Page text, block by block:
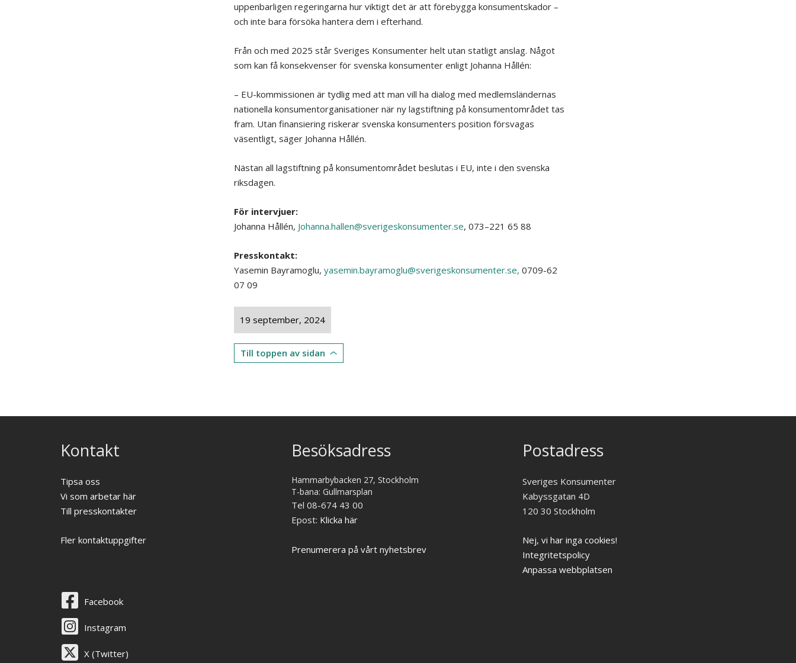
uppenbarligen regeringarna hur viktigt det är att förebygga konsumentskador –
och inte bara försöka hantera dem i efterhand.
Från och med 2025 står Sveriges Konsumenter helt utan statligt anslag. Något
som kan få konsekvenser för svenska konsumenter enligt Johanna Hållén:
– EU-kommissionen är tydlig med att man vill ha dialog med medlemsländernas
nationella konsumentorganisationer när ny lagstiftning på konsumentområdet tas
fram. Utan finansiering riskerar svenska konsumenters position försvagas
väsentligt, säger Johanna Hållén.
Nästan all lagstiftning på konsumentområdet beslutas i EU, inte i den svenska
riksdagen.
För intervjuer:
Johanna Hållén, Johanna.hallen@sverigeskonsumenter.se, 073–221 65 88
Presskontakt:
Yasemin Bayramoglu, yasemin.bayramoglu@sverigeskonsumenter.se, 0709-62
07 09
19 september, 2024
Till toppen av sidan
Kontakt
Tipsa oss
Vi som arbetar här
Till presskontakter
Fler kontaktuppgifter
Facebook
Instagram
X (Twitter)
Besöksadress
Hammarbybacken 27, Stockholm
T-bana: Gullmarsplan
Tel 08-674 43 00
Epost: Klicka här
Prenumerera på vårt nyhetsbrev
Postadress
Sveriges Konsumenter
Kabyssgatan 4D
120 30 Stockholm
Nej, vi har inga cookies!
Integritetspolicy
Anpassa webbplatsen